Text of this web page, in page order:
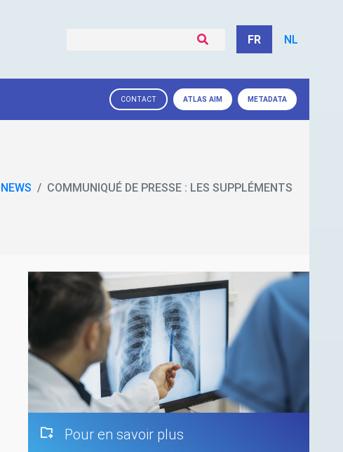
FR NL
CONTACT ATLAS AIM METADATA
NEWS COMMUNIQUÉ DE PRESSE : LES SUPPLÉMENTS
Pour en savoir plus